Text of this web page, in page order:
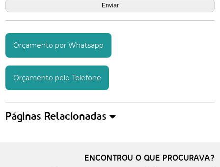
Orçamento por Whatsapp
Orçamento pelo Telefone
Páginas Relacionadas
ENCONTROU O QUE PROCURAVA?